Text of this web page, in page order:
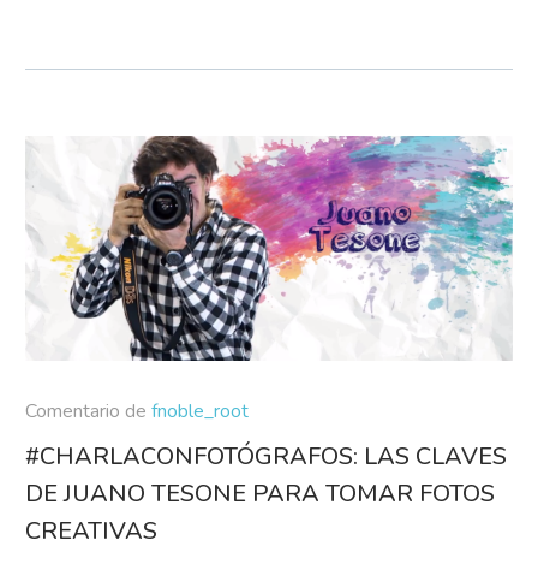
Comentario de fnoble_root
#CHARLACONFOTÓGRAFOS: LAS CLAVES
DE JUANO TESONE PARA TOMAR FOTOS
CREATIVAS